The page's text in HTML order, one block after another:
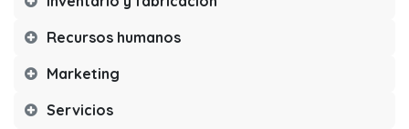
Recursos humanos
Marketing
Servicios